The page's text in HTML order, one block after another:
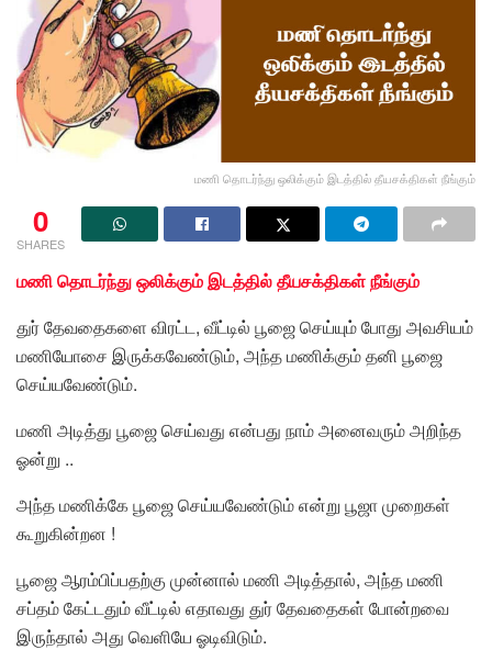
மணி தொடர்ந்து ஒலிக்கும் இடத்தில் தீயசக்திகள் நீங்கும்
0
SHARES
மணி தொடர்ந்து ஒலிக்கும் இடத்தில் தீயசக்திகள் நீங்கும்
துர் தேவதைகளை விரட்ட, வீட்டில் பூஜை செய்யும் போது அவசியம்
மணியோசை இருக்கவேண்டும், அந்த மணிக்கும் தனி பூஜை
செய்யவேண்டும்.
மணி அடித்து பூஜை செய்வது என்பது நாம் அனைவரும் அறிந்த
ஓன்று ..
அந்த மணிக்கே பூஜை செய்யவேண்டும் என்று பூஜா முறைகள்
கூறுகின்றன !
பூஜை ஆரம்பிப்பதற்கு முன்னால் மணி அடித்தால், அந்த மணி
சப்தம் கேட்டதும் வீட்டில் எதாவது துர் தேவதைகள் போன்றவை
இருந்தால் அது வெளியே ஓடிவிடும்.